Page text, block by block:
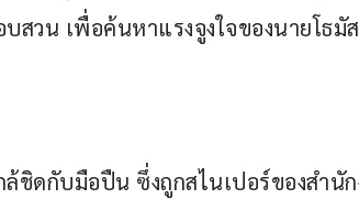
บสวน เพื่อค้นหาแรงจูงใจของนายโธ
ชิดกับมือปืน ซึ่งถูกสไนเปอร์ของสำนัก